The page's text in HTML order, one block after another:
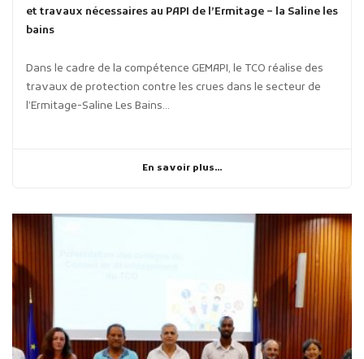
et travaux nécessaires au PAPI de l’Ermitage – la Saline les
bains
Dans le cadre de la compétence GEMAPI, le TCO réalise des
travaux de protection contre les crues dans le secteur de
l’Ermitage-Saline Les Bains...
En savoir plus...